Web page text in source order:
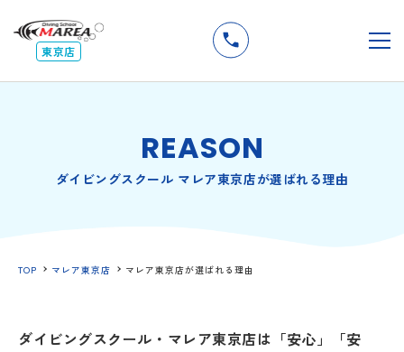
東京店
REASON
ダイビングスクール マレア東京店が選ばれる理由
TOP マレア東京店 マレア東京店が選ばれる理由
ダイビングスクール・マレア東京店は「安心」「安